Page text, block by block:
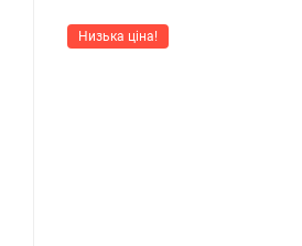
Низька ціна!